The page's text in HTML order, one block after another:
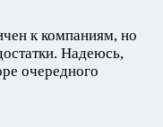
к компаниям, но
Надеюсь,
очередного